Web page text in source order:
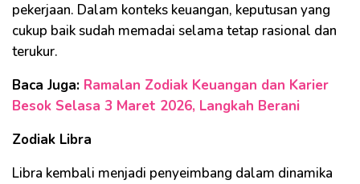
pekerjaan. Dalam konteks keuangan, keputusan yang
cukup baik sudah memadai selama tetap rasional dan
terukur.
Baca Juga: Ramalan Zodiak Keuangan dan Karier
Besok Selasa 3 Maret 2026, Langkah Berani
Zodiak Libra
Libra kembali menjadi penyeimbang dalam dinamika